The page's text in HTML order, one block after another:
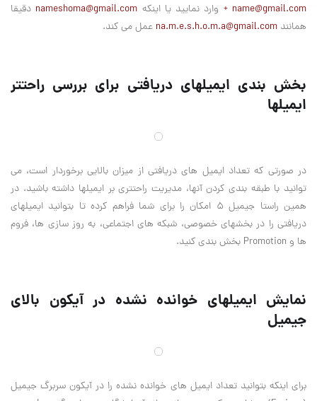
+ name@gmail.com وارد نمایید یا اینکه
دقیقا
همانند na.m.e.s.h.o.m.a@gmail.com عمل می کند.
بخش بندی ایمیلهای دریافتی برای بررسی راحتتر
ایمیلها
در صورتی که تعداد ایمیل های دریافتی از میزان بالایی برخوردار است، می
توانید با طبقه بندی کردن آنها، مدیریت راحتتری بر ایمیلها داشته باشید. در
همین راستا جیمیل ۵ امکان را برای شما فراهم کرده تا بتوانید ایمیلهای
دریافتی را در بخشهای خصوصی، شبکه های اجتماعی، به روز سازی ها، فروم
ها و Promotion بخش بندی کنید.
نمایش ایمیلهای خوانده نشده در آیکون بالای
جیمیل
برای اینکه بتوانید تعداد ایمیل های خوانده نشده را در آیکون سربرگ جیمیل